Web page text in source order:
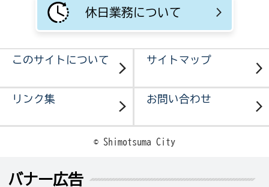
休日業務について
このサイトについて サイトマップ
リンク集 お問い合わせ
© Shimotsuma City
バナー広告